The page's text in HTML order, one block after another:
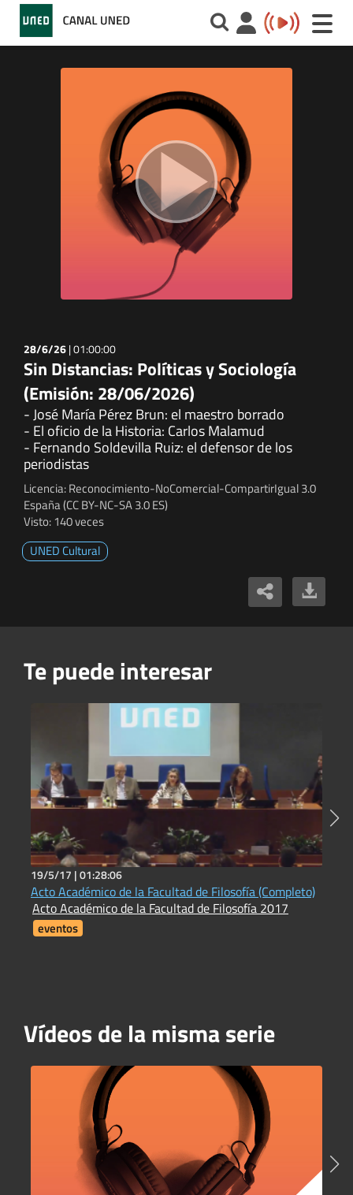
Toggle
28/6/26|01:00:00
Sin Distancias: Políticas y Sociología
(Emisión: 28/06/2026)
- José María Pérez Brun: el maestro borrado
- El oficio de la Historia: Carlos Malamud
- Fernando Soldevilla Ruiz: el defensor de los
periodistas
Licencia: Reconocimiento-NoComercial-CompartirIgual 3.0
España (CC BY-NC-SA 3.0 ES)
Visto: 140 veces
UNED Cultural
Te puede interesar
19/5/17 |01:28:06
Acto Académico de la Facultad de Filosofía (Completo)
Acto Académico de la Facultad de Filosofía 2017
eventos
Vídeos de la misma serie